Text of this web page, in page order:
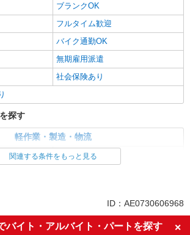
ブランクOK
フルタイム歓迎
バイク通勤OK
無期雇用派遣
社会保険あり
探す
軽作業・製造・物流
検品・検査
製造・組立・加工
社会保険あり
関連する条件をもっと見る
ID：AE0730606968
バイト・アルバイト・パートを探す